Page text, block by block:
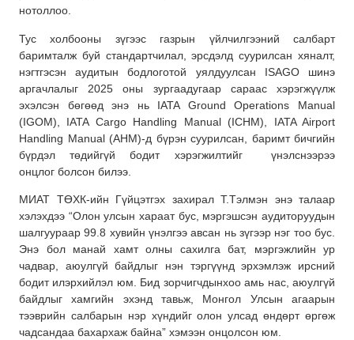
нотоллоо.
Тус холбооны зүгээс газрын үйлчилгээний салбарт
баримталж буй стандартчилал, эрсдэлд суурилсан хяналт,
нэгтгэсэн аудитын бодлоготой уялдуулсан ISAGO шинэ
аргачлалыг 2025 оны зургаадугаар сараас хэрэгжүүлж
эхэлсэн бөгөөд энэ нь IATA Ground Operations Manual
(IGOM), IATA Cargo Handling Manual (ICHM), IATA Airport
Handling Manual (AHM)-д бүрэн суурилсан, баримт бичгийн
бүрдэл төдийгүй бодит хэрэгжилтийг
үнэлснээрээ
онцлог болсон билээ.
МИАТ ТӨХК-ийн Гүйцэтгэх захирал Т.Тэлмэн энэ талаар
хэлэхдээ “Олон улсын хараат бус, мэргэшсэн аудиторуудын
шалгуураар 99.8 хувийн үнэлгээ авсан нь зүгээр нэг тоо бус.
Энэ бол манай хамт олны сахилга бат, мэргэжлийн ур
чадвар, аюулгүй байдлыг нэн тэргүүнд эрхэмлэж ирсний
бодит илэрхийлэл юм. Бид зорчигчдынхоо амь нас, аюулгүй
байдлыг хамгийн эхэнд тавьж, Монгол Улсын агаарын
тээврийн салбарын нэр хүндийг олон улсад өндөрт өргөж
чадсандаа бахархаж байна” хэмээн онцолсон юм.